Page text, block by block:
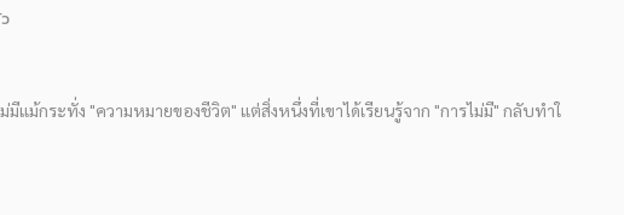
มีแม้กระทั่ง "ความหมายของชีวิต" แต่สิ่งหนึ่งที่เขาได้เรียนรู้จาก "การไม่มี" กลับทำใ